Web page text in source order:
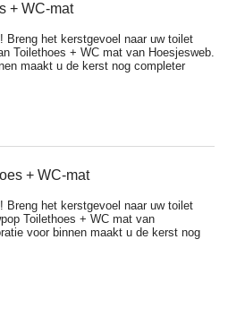
+ WC-mat
het kerstgevoel naar uw toilet
Toilethoes + WC mat van Hoesjesweb.
maakt u de kerst nog completer
+ WC-mat
het kerstgevoel naar uw toilet
Toilethoes + WC mat van
voor binnen maakt u de kerst nog